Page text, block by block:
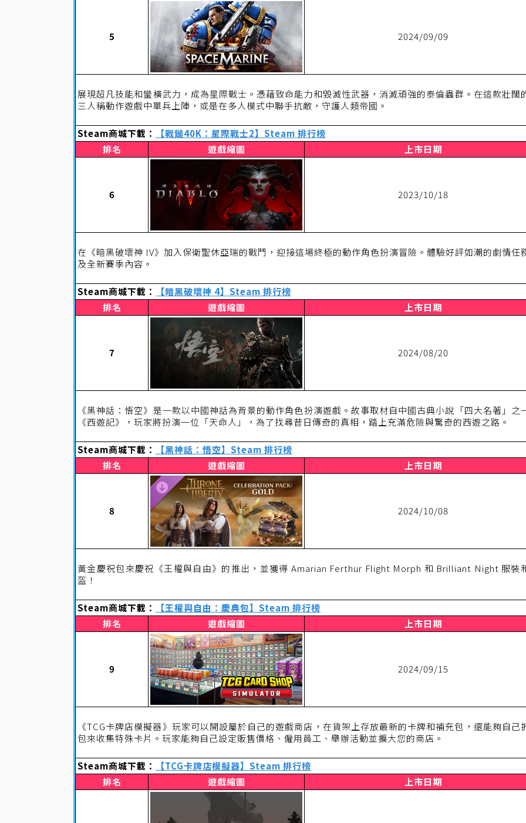
5 2024/09/09
展現超凡技能和蠻橫武力，成為星際戰士。憑藉致命能力和毀滅性武器，消滅頑強的泰倫蟲群。在這款壯闊
三人稱動作遊戲中單兵上陣，或是在多人模式中聯手抗敵，守護人類帝國。
Steam商城下載：
【戰鎚40K：星際戰士2】Steam 排行榜
排名
遊戲縮圖 上市日期
6 2023/10/18
在《暗黑破壞神 IV》加入保衛聖休亞瑞的戰鬥，迎接這場終極的動作角色扮演冒險。體驗好評如潮的劇情任
及全新賽季內容。
Steam商城下載：
【暗黑破壞神 4】Steam 排行榜
排名
遊戲縮圖 上市日期
7 2024/08/20
《黑神話：悟空》是一款以中國神話為背景的動作角色扮演遊戲。故事取材自中國古典小說「四大名著」之
《西遊記》，玩家將扮演一位「天命人」，為了找尋昔日傳奇的真相，踏上充滿危險與驚奇的西遊之路。
Steam商城下載：
【黑神話：悟空】Steam 排行榜
排名
遊戲縮圖 上市日期
8 2024/10/08
黃金慶祝包來慶祝《王權與自由》的推出，並獲得 Amarian Ferthur Flight Morph 和 Brilliant Night 服裝
盔！
Steam商城下載：
【王權與自由：慶典包】Steam 排行榜
排名
遊戲縮圖 上市日期
9 2024/09/15
《TCG卡牌店模擬器》玩家可以開設屬於自己的遊戲商店，在貨架上存放最新的卡牌和補充包，還能夠自己
包來收集特殊卡片。玩家能夠自己設定販售價格、僱用員工、舉辦活動並擴大您的商店。
Steam商城下載：
【TCG卡牌店模擬器】Steam 排行榜
排名
遊戲縮圖 上市日期